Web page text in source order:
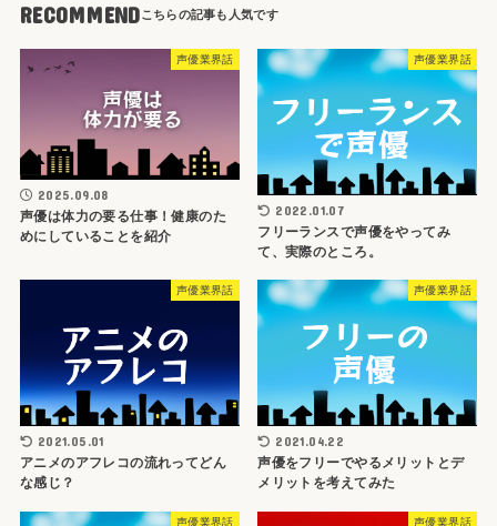
RECOMMEND
声優業界話
2025.09.08
声優は体力の要る仕事！健康のた
めにしていることを紹介
声優業界話
2022.01.07
フリーランスで声優をやってみ
て、実際のところ。
声優業界話
2021.05.01
アニメのアフレコの流れってどん
な感じ？
声優業界話
2021.04.22
声優をフリーでやるメリットとデ
メリットを考えてみた
声優業界話 声優業界話